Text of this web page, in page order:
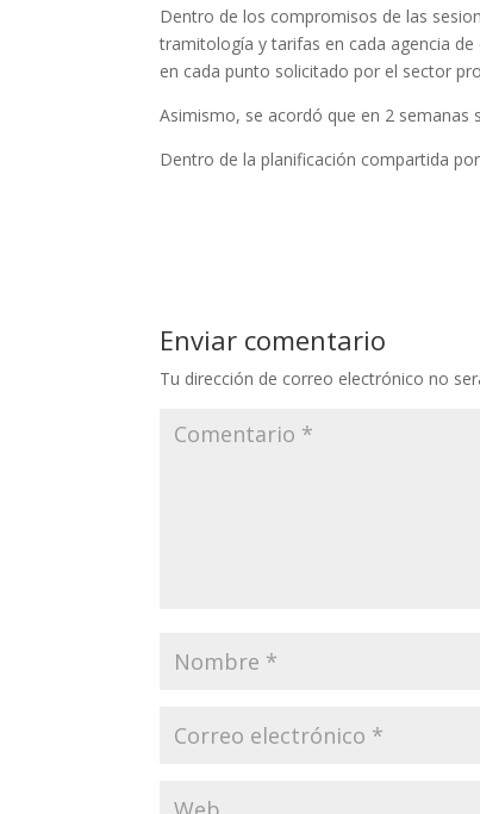
Dentro de los compromisos de las
tramitología y tarifas en cada agencia
en cada punto solicitado por el sector
Asimismo, se acordó que en 2 semanas
Dentro de la planificación compartida
Enviar comentario
Tu dirección de correo electrónico no